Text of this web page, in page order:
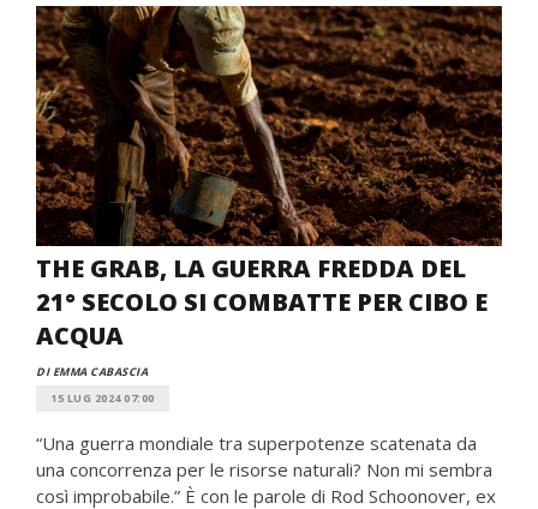
THE GRAB, LA GUERRA FREDDA DEL
21° SECOLO SI COMBATTE PER CIBO E
ACQUA
DI EMMA CABASCIA
15 LUG 2024 07:00
“Una guerra mondiale tra superpotenze scatenata da
una concorrenza per le risorse naturali? Non mi sembra
così improbabile.” È con le parole di Rod Schoonover, ex